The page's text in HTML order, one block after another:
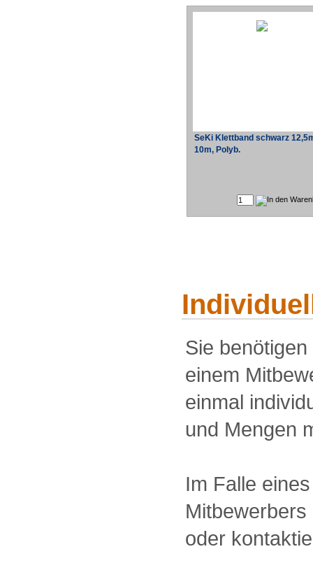
SeKi Klettband schwarz
10m, Polyb.
Sie
einem
einmal
und Mengen
Im Falle
oder